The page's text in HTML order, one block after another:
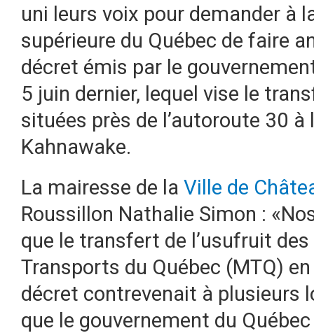
uni leurs voix pour demander à
supérieure du Québec de faire
décret émis par le
5 juin dernier, lequel vise le
situées près de l’autoroute 30
Kahnawake.
La mairesse de la Ville de
Roussillon Nathalie Simon :
que le transfert de l’usufruit
Transports du Québec (MTQ)
décret contrevenait à plusieurs
que le gouvernement du